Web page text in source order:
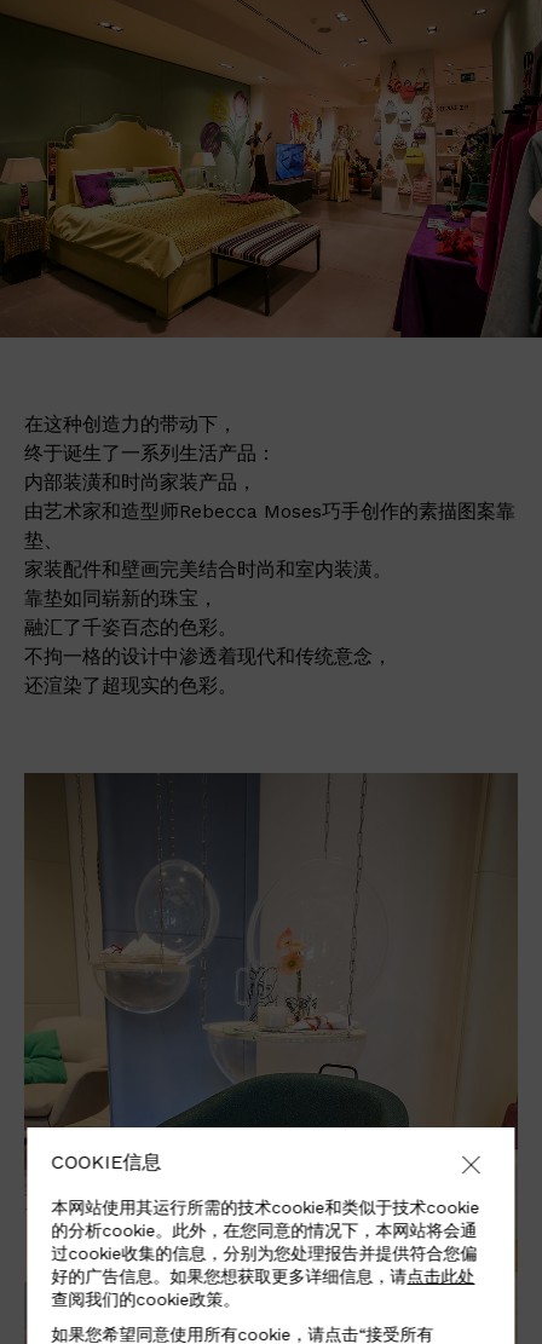
在这种创造力的带动下，
终于诞生了一系列生活产品：
内部装潢和时尚家装产品，
由艺术家和造型师Rebecca Moses巧手创作的素描图案靠
垫、
家装配件和壁画完美结合时尚和室内装潢。
靠垫如同崭新的珠宝，
融汇了千姿百态的色彩。
不拘一格的设计中渗透着现代和传统意念，
还渲染了超现实的色彩。
COOKIE信息
本网站使用其运行所需的技术cookie和类似于技术cookie
的分析cookie。此外，在您同意的情况下，本网站将会通
过cookie收集的信息，分别为您处理报告并提供符合您偏
好的广告信息。如果您想获取更多详细信息，请点击此处
查阅我们的cookie政策。
如果您希望同意使用所有cookie，请点击“接受所有